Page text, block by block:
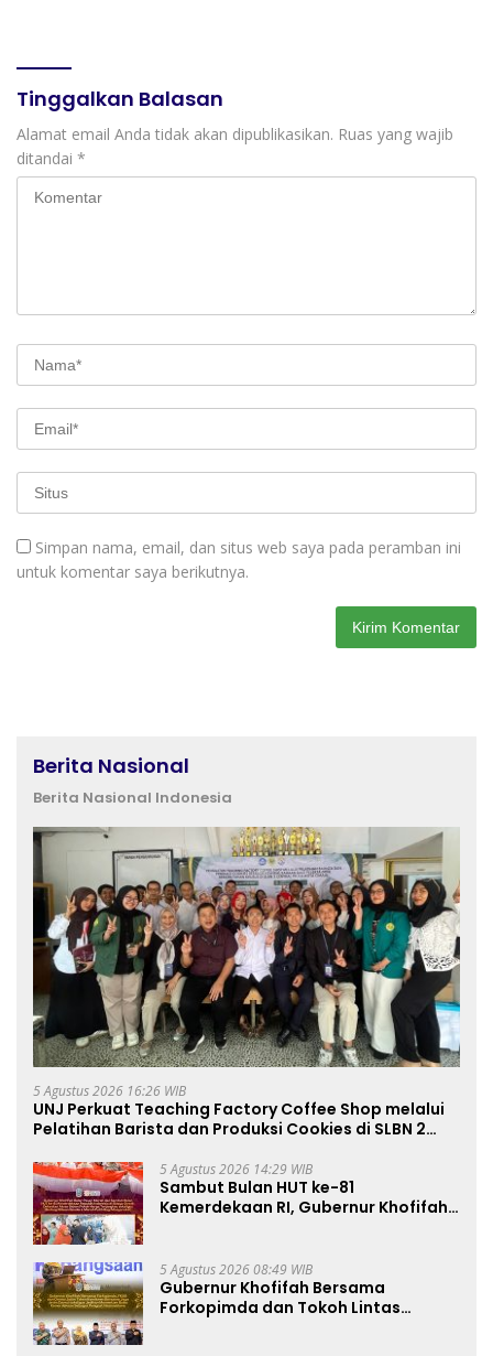
Timur Siap Jadi Pusat
Pengembangan Vokasi
Nasional
Tinggalkan Balasan
Alamat email Anda tidak akan dipublikasikan. Ruas yang wajib
ditandai *
Simpan nama, email, dan situs web saya pada peramban ini
untuk komentar saya berikutnya.
Berita Nasional
Berita Nasional Indonesia
5 Agustus 2026 16:26 WIB
UNJ Perkuat Teaching Factory Coffee Shop melalui
Pelatihan Barista dan Produksi Cookies di SLBN 2
5 Agustus 2026 14:29 WIB
Sambut Bulan HUT ke-81
Kemerdekaan RI, Gubernur Khofifah
Merah Putih Bagi Masyarakat
5 Agustus 2026 08:49 WIB
Gubernur Khofifah Bersama
Forkopimda dan Tokoh Lintas